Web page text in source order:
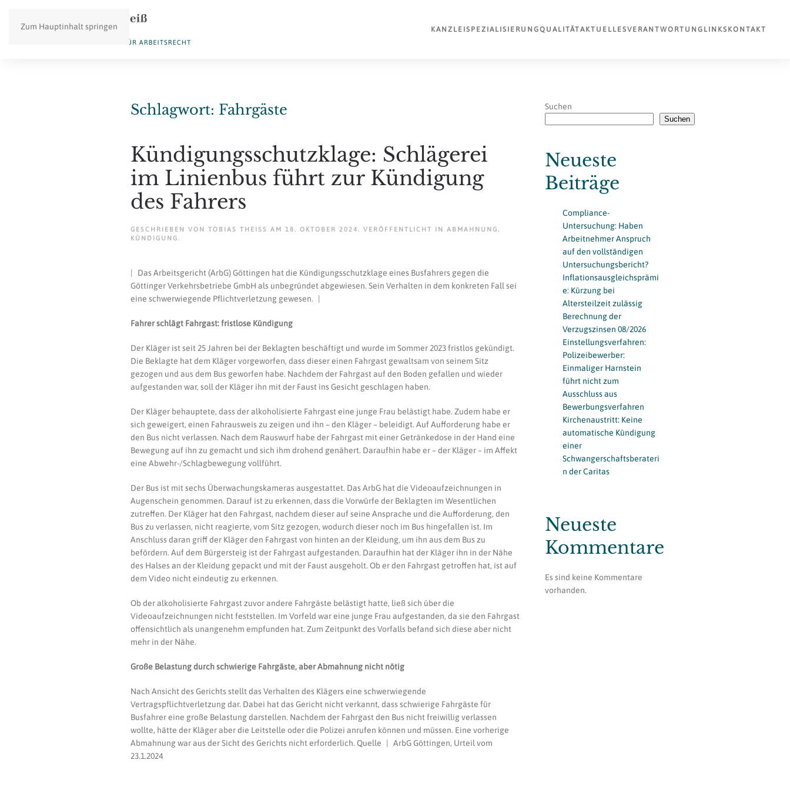
Zum Hauptinhalt springen KANZLEISPEZIALISIERUNGQUALITÄTAKTUELLESVERANTWORTUNG LINKS KONTAKT
Schlagwort: Fahrgäste
Kündigungsschutzklage: Schlägerei
im Linienbus führt zur Kündigung
des Fahrers
GESCHRIEBEN VON TOBIAS THEISS AM 18. OKTOBER 2024 . VERÖFFENTLICHT IN ABMAHNUNG ,
KÜNDIGUNG .
| Das Arbeitsgericht (ArbG) Göttingen hat die Kündigungsschutzklage eines Busfahrers gegen die
Göttinger Verkehrsbetriebe GmbH als unbegründet abgewiesen. Sein Verhalten in dem konkreten Fall sei
eine schwerwiegende Pflichtverletzung gewesen. |
Fahrer schlägt Fahrgast: fristlose Kündigung
Der Kläger ist seit 25 Jahren bei der Beklagten beschäftigt und wurde im Sommer 2023 fristlos gekündigt.
Die Beklagte hat dem Kläger vorgeworfen, dass dieser einen Fahrgast gewaltsam von seinem Sitz
gezogen und aus dem Bus geworfen habe. Nachdem der Fahrgast auf den Boden gefallen und wieder
aufgestanden war, soll der Kläger ihn mit der Faust ins Gesicht geschlagen haben.
Der Kläger behauptete, dass der alkoholisierte Fahrgast eine junge Frau belästigt habe. Zudem habe er
sich geweigert, einen Fahrausweis zu zeigen und ihn – den Kläger – beleidigt. Auf Aufforderung habe er
den Bus nicht verlassen. Nach dem Rauswurf habe der Fahrgast mit einer Getränkedose in der Hand eine
Bewegung auf ihn zu gemacht und sich ihm drohend genähert. Daraufhin habe er – der Kläger – im Affekt
eine Abwehr-/Schlagbewegung vollführt.
Der Bus ist mit sechs Überwachungskameras ausgestattet. Das ArbG hat die Videoaufzeichnungen in
Augenschein genommen. Darauf ist zu erkennen, dass die Vorwürfe der Beklagten im Wesentlichen
zutreffen. Der Kläger hat den Fahrgast, nachdem dieser auf seine Ansprache und die Aufforderung, den
Bus zu verlassen, nicht reagierte, vom Sitz gezogen, wodurch dieser noch im Bus hingefallen ist. Im
Anschluss daran griff der Kläger den Fahrgast von hinten an der Kleidung, um ihn aus dem Bus zu
befördern. Auf dem Bürgersteig ist der Fahrgast aufgestanden. Daraufhin hat der Kläger ihn in der Nähe
des Halses an der Kleidung gepackt und mit der Faust ausgeholt. Ob er den Fahrgast getroffen hat, ist auf
dem Video nicht eindeutig zu erkennen.
Ob der alkoholisierte Fahrgast zuvor andere Fahrgäste belästigt hatte, ließ sich über die
Videoaufzeichnungen nicht feststellen. Im Vorfeld war eine junge Frau aufgestanden, da sie den Fahrgast
offensichtlich als unangenehm empfunden hat. Zum Zeitpunkt des Vorfalls befand sich diese aber nicht
mehr in der Nähe.
Große Belastung durch schwierige Fahrgäste, aber Abmahnung nicht nötig
Nach Ansicht des Gerichts stellt das Verhalten des Klägers eine schwerwiegende
Vertragspflichtverletzung dar. Dabei hat das Gericht nicht verkannt, dass schwierige Fahrgäste für
Busfahrer eine große Belastung darstellen. Nachdem der Fahrgast den Bus nicht freiwillig verlassen
wollte, hätte der Kläger aber die Leitstelle oder die Polizei anrufen können und müssen. Eine vorherige
Abmahnung war aus der Sicht des Gerichts nicht erforderlich. Quelle | ArbG Göttingen, Urteil vom
23.1.2024
Suchen
Suchen
Neueste
Beiträge
Compliance-
Untersuchung: Haben
Arbeitnehmer Anspruch
auf den vollständigen
Untersuchungsbericht?
Inflationsausgleichsprämi
e: Kürzung bei
Altersteilzeit zulässig
Berechnung der
Verzugszinsen 08/2026
Einstellungsverfahren:
Polizeibewerber:
Einmaliger Harnstein
führt nicht zum
Ausschluss aus
Bewerbungsverfahren
Kirchenaustritt: Keine
automatische Kündigung
einer
Schwangerschaftsberateri
n der Caritas
Neueste
Kommentare
Es sind keine Kommentare
vorhanden.